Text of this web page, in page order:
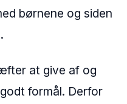
børnene og siden
at give af og
formål. Derfor